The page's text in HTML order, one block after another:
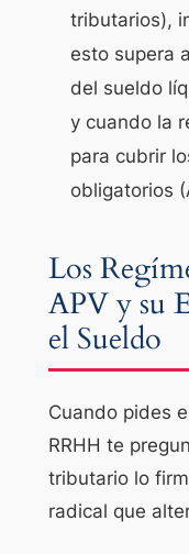
tributarios),
esto supera
del sueldo
y cuando la
para cubrir
obligatorios
Los
APV y su
el Sueldo
Cuando pides
RRHH te
tributario lo
radical que